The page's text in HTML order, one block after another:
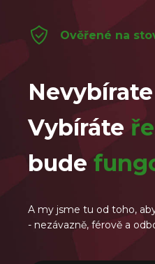
Ověřené na
Vybíráte
bude
A my jsme tu od toho,
- nezávazně, férově a